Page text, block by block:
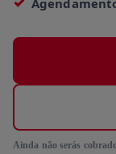
Ainda não serás